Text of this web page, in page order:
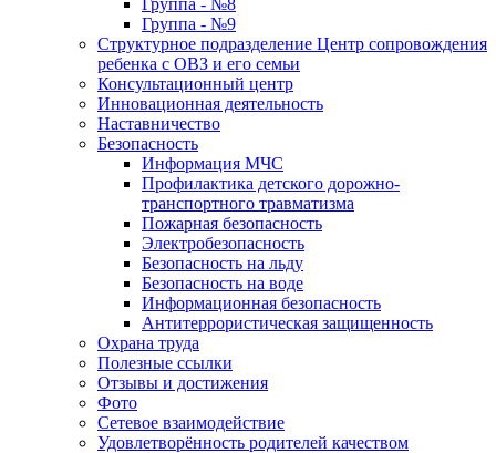
Группа - №8
Группа - №9
Структурное подразделение Центр сопровождения
ребенка с ОВЗ и его семьи
Консультационный центр
Инновационная деятельность
Наставничество
Безопасность
Информация МЧС
Профилактика детского дорожно-
транспортного травматизма
Пожарная безопасность
Электробезопасность
Безопасность на льду
Безопасность на воде
Информационная безопасность
Антитеррористическая защищенность
Охрана труда
Полезные ссылки
Отзывы и достижения
Фото
Сетевое взаимодействие
Удовлетворённость родителей качеством